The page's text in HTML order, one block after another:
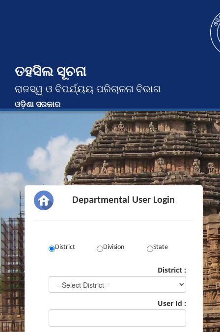
ତହସିଲ ସୂଚନା
ରାଜସ୍ୱ ଓ ବିପର୍ଯ୍ୟୟ ପରିଚାଳନା ବିଭାଗ
ଓଡ଼ିଶା ସରକାର
Departmental User Login
District Division State
District :
User Id :